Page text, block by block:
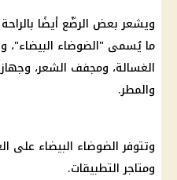
ويشعر بعض الرضّع أيضًا
ما يُسمى "الضوضاء
الغسالة، ومجفف الشعر،
والمطر.
وتتوفر الضوضاء البيضاء على
ومتاجر التطبيقات.